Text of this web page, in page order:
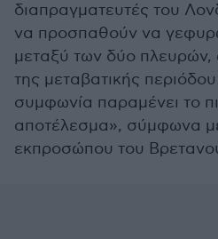
διαπραγματευτές του
να προσπαθούν να
μεταξύ των δύο πλευρών,
της μεταβατικής περιόδου
συμφωνία παραμένει το
αποτέλεσμα», σύμφωνα
εκπροσώπου του